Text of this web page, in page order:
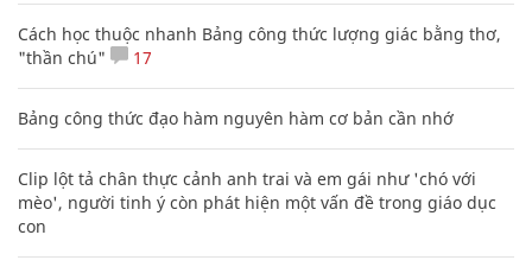
Cách học thuộc nhanh Bảng công thức lượng giác bằng thơ,
"thần chú"
17
Bảng công thức đạo hàm nguyên hàm cơ bản cần nhớ
Clip lột tả chân thực cảnh anh trai và em gái như 'chó với
mèo', người tinh ý còn phát hiện một vấn đề trong giáo dục
con